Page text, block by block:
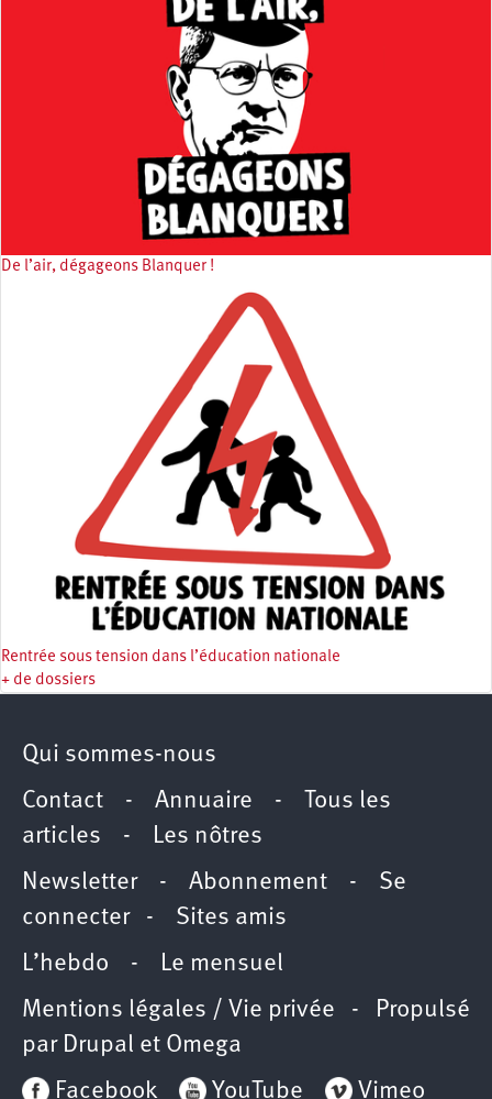
De l’air, dégageons Blanquer !
Rentrée sous tension dans l’éducation nationale
+ de dossiers
Qui sommes-nous
Contact - Annuaire -
Tous les
articles - Les nôtres
Newsletter- Abonnement - Se
connecter- Sites amis
L’hebdo - Le mensuel
Mentions légales / Vie privée - Propulsé
par Drupal et Omega
Facebook
YouTube Vimeo